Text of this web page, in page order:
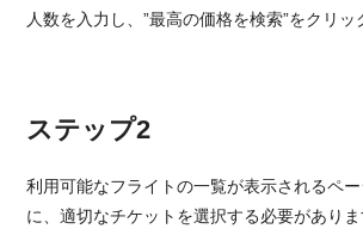
人数を入力し、”最高の価格を検索”をクリッ
ステップ2
利用可能なフライトの一覧が表示されるペ
に、適切なチケットを選択する必要があり